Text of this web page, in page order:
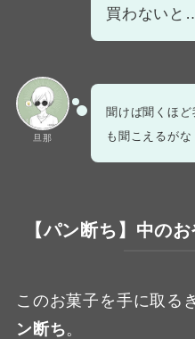
買わないと
旦那
聞けば聞くほど
も聞こえるがな
【パン断ち】中の
このお菓子を手に取る
ン断ち。